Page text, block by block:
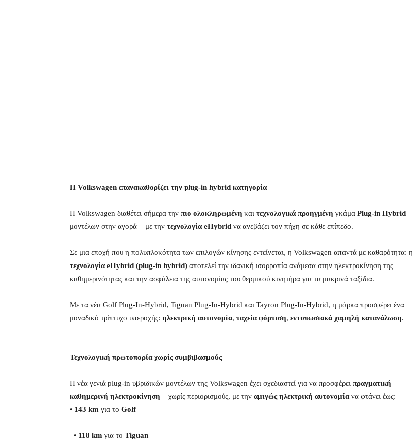
Η Volkswagen επανακαθορίζει την plug-in hybrid κατηγορία
Η Volkswagen διαθέτει σήμερα την πιο ολοκληρωμένη και τεχνολογικά προηγμένη γκάμα Plug-in Hybrid
μοντέλων στην αγορά – με την τεχνολογία eHybrid να ανεβάζει τον πήχη σε κάθε επίπεδο.
Σε μια εποχή που η πολυπλοκότητα των επιλογών κίνησης εντείνεται, η Volkswagen απαντά με καθαρότητα: η
τεχνολογία eHybrid (plug-in hybrid) αποτελεί την ιδανική ισορροπία ανάμεσα στην ηλεκτροκίνηση της
καθημερινότητας και την ασφάλεια της αυτονομίας του θερμικού κινητήρα για τα μακρινά ταξίδια.
Με τα νέα Golf Plug-In-Hybrid, Tiguan Plug-In-Hybrid και Tayron Plug-In-Hybrid, η μάρκα προσφέρει ένα
μοναδικό τρίπτυχο υπεροχής: ηλεκτρική αυτονομία, ταχεία φόρτιση, εντυπωσιακά χαμηλή κατανάλωση.
Τεχνολογική πρωτοπορία χωρίς συμβιβασμούς
Η νέα γενιά plug-in υβριδικών μοντέλων της Volkswagen έχει σχεδιαστεί για να προσφέρει πραγματική
καθημερινή ηλεκτροκίνηση – χωρίς περιορισμούς, με την αμιγώς ηλεκτρική αυτονομίανα φτάνει έως:
• 143 km για το Golf
• 118 km για το Tiguan